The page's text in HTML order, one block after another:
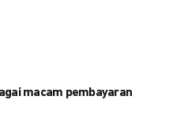
macam pembayaran